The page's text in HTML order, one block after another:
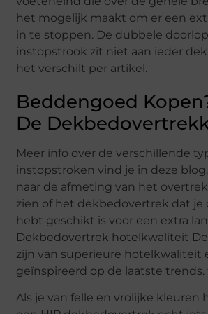
het mogelijk maakt om er een
in te stoppen. De dubbele
instopstrook zit niet aan ieder
het verschilt per artikel.
Beddengoed
De
Meer info over de verschillende
instopstroken vind je in deze
naar de afmeting van het
zien of het dekbedovertrek dat je
hebt geschikt is voor een extra
Dekbedovertrek hotelkwaliteit
zijn van superieure hotelkwaliteit
geïnspireerd op de laatste trends.
Als je van felle en vrolijke kleuren